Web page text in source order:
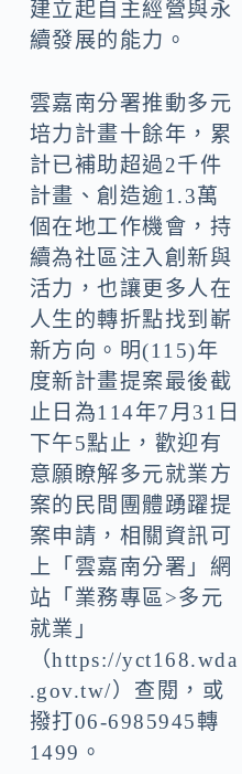
建構出共好互助的正
向循環，更協助單位
續發展的能力。
雲嘉南分署推動多元
培力計畫十餘年，累
計已補助超過2千件
計畫、創造逾1.3萬
個在地工作機會，持
續為社區注入創新與
活力，也讓更多人在
人生的轉折點找到嶄
新方向。明(115)年
度新計畫提案最後截
止日為114年7月31日
下午5點止，歡迎有
意願瞭解多元就業方
案的民間團體踴躍提
案申請，相關資訊可
上「雲嘉南分署」網
站「業務專區>多元
就業」
（https://yct168.wda
.gov.tw/）查閱，或